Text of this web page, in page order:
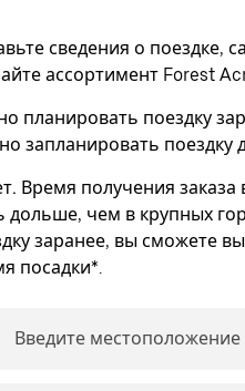
сведения о поездке,
ассортимент Forest
планировать поездку
запланировать поездку
Время получения заказа
дольше, чем в крупных
заранее, вы сможете
посадки*.
Введите местоположение